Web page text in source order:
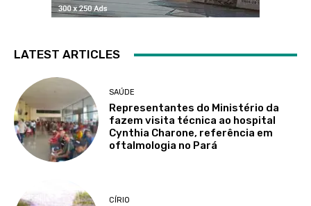
LATEST ARTICLES
SAÚDE
Representantes do Ministério da
fazem visita técnica ao hospital
Cynthia Charone, referência em
oftalmologia no Pará
CÍRIO